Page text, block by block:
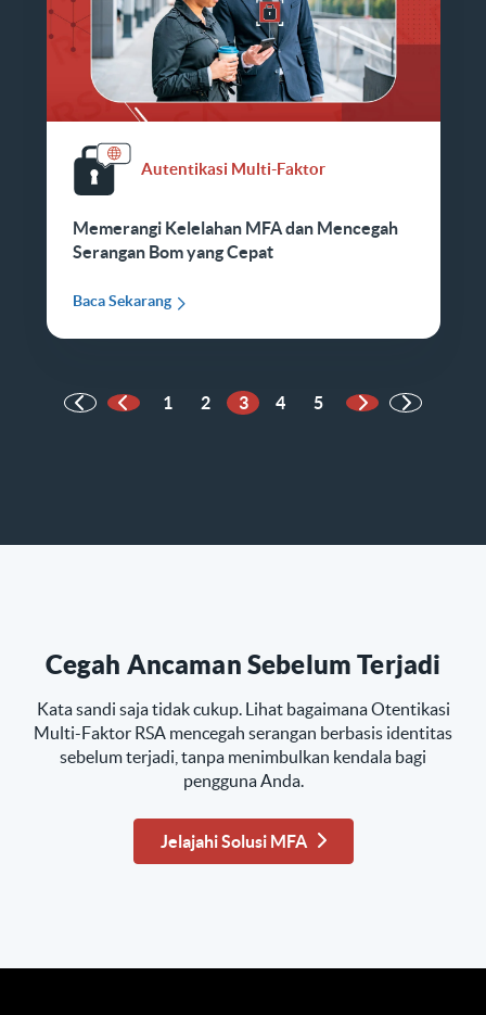
Autentikasi Multi-Faktor
Memerangi Kelelahan MFA dan Mencegah
Serangan Bom yang Cepat
Baca Sekarang
Halaman Sebelumnya
1 2 3 4 5
Halaman
Cegah Ancaman Sebelum Terjadi
Kata sandi saja tidak cukup. Lihat bagaimana Otentikasi
Multi-Faktor RSA mencegah serangan berbasis identitas
sebelum terjadi, tanpa menimbulkan kendala bagi
pengguna Anda.
Jelajahi Solusi MFA